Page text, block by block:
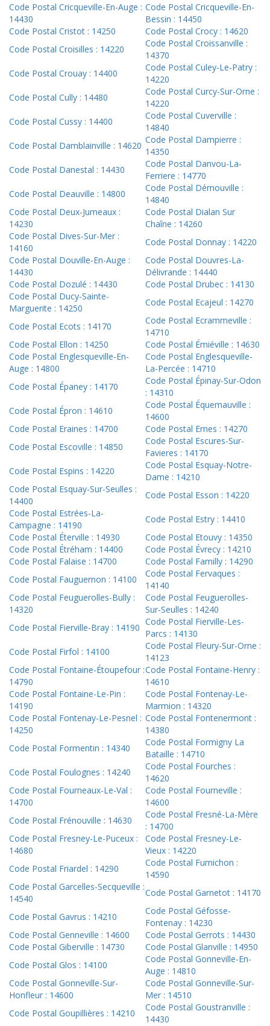
Code Postal Cricqueville-En-Auge :
14430
Code Postal Cricqueville-En-
Bessin : 14450
Code Postal Cristot : 14250
Code Postal Crocy : 14620
Code Postal Croisilles : 14220
Code Postal Croissanville :
14370
Code Postal Crouay : 14400
Code Postal Culey-Le-Patry :
14220
Code Postal Cully : 14480
Code Postal Curcy-Sur-Orne :
14220
Code Postal Cussy : 14400
Code Postal Cuverville :
14840
Code Postal Damblainville : 14620
Code Postal Dampierre :
14350
Code Postal Danestal : 14430
Code Postal Danvou-La-
Ferriere : 14770
Code Postal Deauville : 14800
Code Postal Démouville :
14840
Code Postal Deux-Jumeaux :
14230
Code Postal Dialan Sur
Chaîne : 14260
Code Postal Dives-Sur-Mer :
14160
Code Postal Donnay : 14220
Code Postal Douville-En-Auge :
14430
Code Postal Douvres-La-
Délivrande : 14440
Code Postal Dozulé : 14430
Code Postal Drubec : 14130
Code Postal Ducy-Sainte-
Marguerite : 14250
Code Postal Ecajeul : 14270
Code Postal Ecots : 14170
Code Postal Ecrammeville :
14710
Code Postal Ellon : 14250
Code Postal Émiéville : 14630
Code Postal Englesqueville-En-
Auge : 14800
Code Postal Englesqueville-
La-Percée : 14710
Code Postal Épaney : 14170
Code Postal Épinay-Sur-Odon
: 14310
Code Postal Épron : 14610
Code Postal Équemauville :
14600
Code Postal Eraines : 14700
Code Postal Ernes : 14270
Code Postal Escoville : 14850
Code Postal Escures-Sur-
Favieres : 14170
Code Postal Espins : 14220
Code Postal Esquay-Notre-
Dame : 14210
Code Postal Esquay-Sur-Seulles :
14400
Code Postal Esson : 14220
Code Postal Estrées-La-
Campagne : 14190
Code Postal Estry : 14410
Code Postal Éterville : 14930
Code Postal Etouvy : 14350
Code Postal Étréham : 14400
Code Postal Évrecy : 14210
Code Postal Falaise : 14700
Code Postal Familly : 14290
Code Postal Fauguernon : 14100
Code Postal Fervaques :
14140
Code Postal Feuguerolles-Bully :
14320
Code Postal Feuguerolles-
Sur-Seulles : 14240
Code Postal Fierville-Bray : 14190
Code Postal Fierville-Les-
Parcs : 14130
Code Postal Firfol : 14100
Code Postal Fleury-Sur-Orne :
14123
Code Postal Fontaine-Étoupefour :
14790
Code Postal Fontaine-Henry :
14610
Code Postal Fontaine-Le-Pin :
14190
Code Postal Fontenay-Le-
Marmion : 14320
Code Postal Fontenay-Le-Pesnel :
14250
Code Postal Fontenermont :
14380
Code Postal Formentin : 14340
Code Postal Formigny La
Bataille : 14710
Code Postal Foulognes : 14240
Code Postal Fourches :
14620
Code Postal Fourneaux-Le-Val :
14700
Code Postal Fourneville :
14600
Code Postal Frénouville : 14630
Code Postal Fresné-La-Mère
: 14700
Code Postal Fresney-Le-Puceux :
14680
Code Postal Fresney-Le-
Vieux : 14220
Code Postal Friardel : 14290
Code Postal Fumichon :
14590
Code Postal Garcelles-Secqueville :
14540
Code Postal Garnetot : 14170
Code Postal Gavrus : 14210
Code Postal Géfosse-
Fontenay : 14230
Code Postal Genneville : 14600
Code Postal Gerrots : 14430
Code Postal Giberville : 14730
Code Postal Glanville : 14950
Code Postal Glos : 14100
Code Postal Gonneville-En-
Auge : 14810
Code Postal Gonneville-Sur-
Honfleur : 14600
Code Postal Gonneville-Sur-
Mer : 14510
Code Postal Goupillières : 14210
Code Postal Goustranville :
14430